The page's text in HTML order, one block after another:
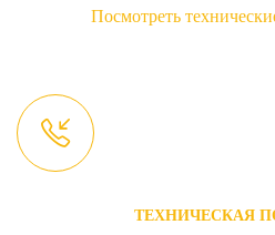
Посмотреть
ТЕХНИЧЕСКАЯ